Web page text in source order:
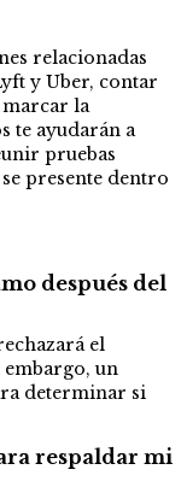
relacionadas
y Uber, contar
la
te ayudarán a
pruebas
presente dentro
después del
el
un
determinar si
respaldar mi